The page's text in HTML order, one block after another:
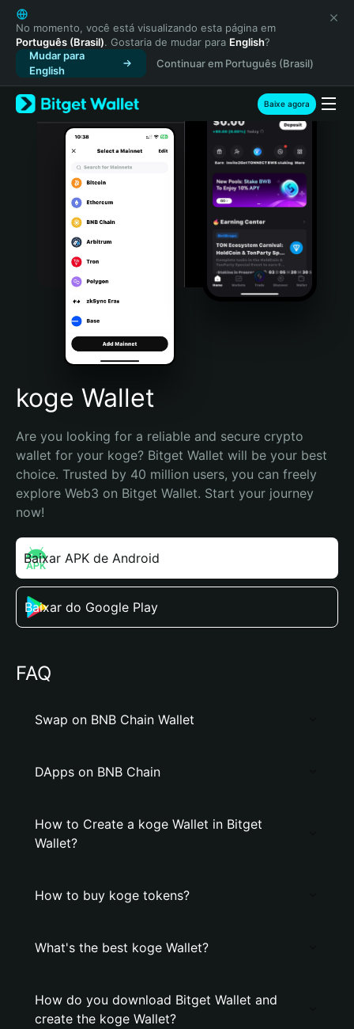
English
日本語
Tiếng Việt
Русский
Español (Latinoamérica)
Türkçe
Italiano
Português (Portugal)
Bahasa Indonesia
Português (Brasil)
Español (Argentina)
No momento, você está visualizando esta página em
Português (Brasil). Gostaria de mudar para English?
Mudar para
English
Continuar em Português (Brasil)
Baixe agora
koge Wallet
Are you looking for a reliable and secure crypto
wallet for your koge? Bitget Wallet will be your best
choice. Trusted by 40 million users, you can freely
explore Web3 on Bitget Wallet. Start your journey
now!
Baixar APK de Android
Baixar do Google Play
FAQ
Swap on BNB Chain Wallet
DApps on BNB Chain
How to Create a koge Wallet in Bitget
Wallet?
How to buy koge tokens?
What's the best koge Wallet?
How do you download Bitget Wallet and
create the koge Wallet?